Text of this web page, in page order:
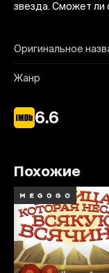
звезда. Сможет ли
Оригинальное
Жанр
6.6
Похожие